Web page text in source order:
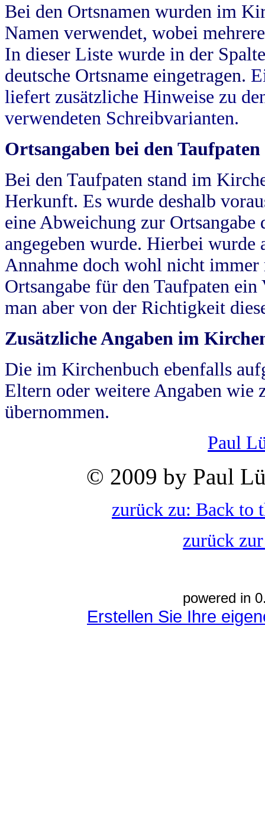
Bei den Ortsnamen wurden im
Namen verwendet, wobei
In dieser Liste wurde in der
deutsche Ortsname eingetragen.
liefert zusätzliche Hinweise zu
verwendeten Schreibvarianten.
Ortsangaben bei den Taufpaten
Bei den Taufpaten stand im
Herkunft. Es wurde deshalb
eine Abweichung zur
angegeben wurde. Hierbei wurde
Annahme doch wohl nicht
Ortsangabe für den Taufpaten
man aber von der Richtigkeit
Zusätzliche Angaben im
Die im Kirchenbuch ebenfalls
Eltern oder weitere Angaben wie
übernommen.
Paul
© 2009 by Paul
zurück zu: Back to
zurück
powered in
Erstellen Sie Ihre